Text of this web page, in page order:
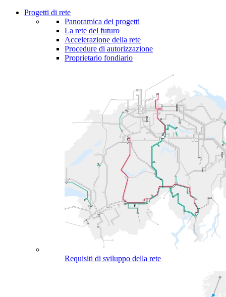
Progetti di rete
Panoramica dei progetti
La rete del futuro
Accelerazione della rete
Procedure di autorizzazione
Proprietario fondiario
Requisiti di sviluppo della rete